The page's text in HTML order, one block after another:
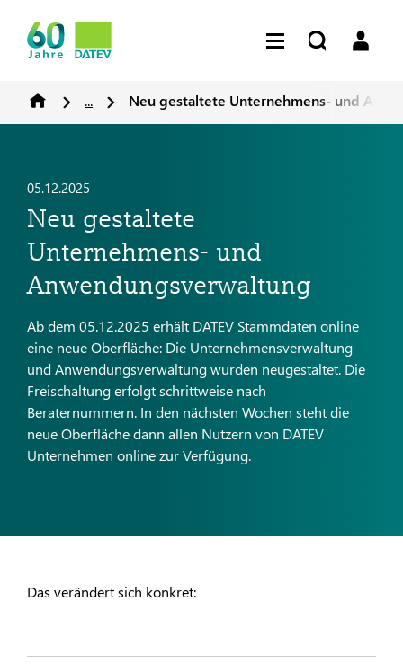
... Neu gestaltete Unternehmens- und
05.12.2025
Neu gestaltete
Unternehmens- und
Anwendungsverwaltung
Ab dem 05.12.2025 erhält DATEV Stammdaten online
eine neue Oberfläche: Die Unternehmensverwaltung
und Anwendungsverwaltung wurden neugestaltet. Die
Freischaltung erfolgt schrittweise nach
Beraternummern. In den nächsten Wochen steht die
neue Oberfläche dann allen Nutzern von DATEV
Unternehmen online zur Verfügung.
Das verändert sich konkret: